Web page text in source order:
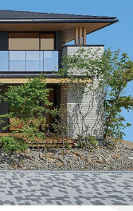
アカウント登録